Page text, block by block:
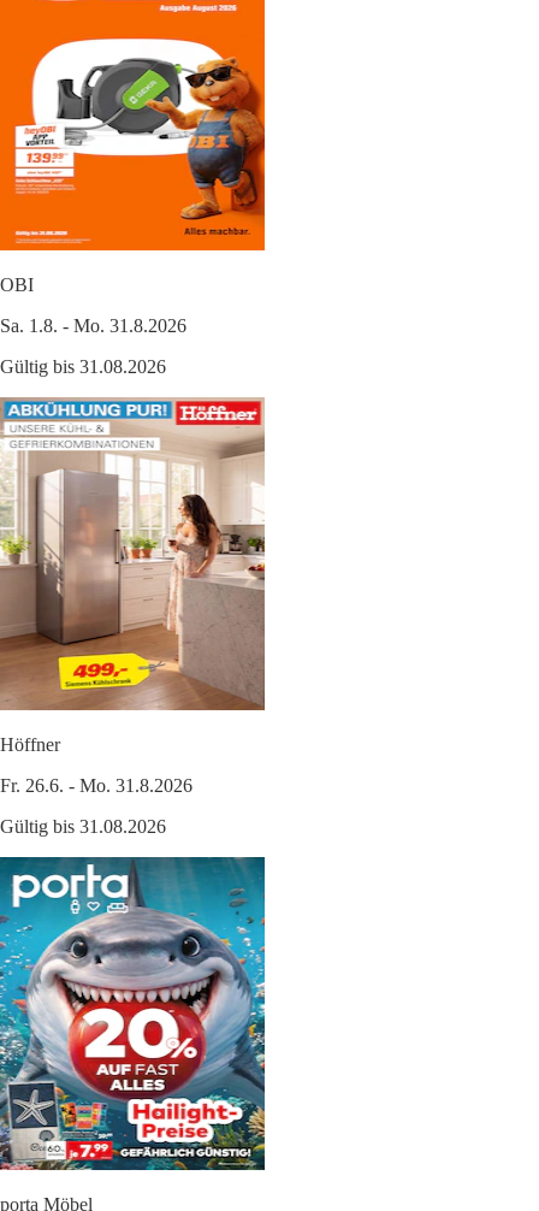
OBI
Sa. 1.8. - Mo. 31.8.2026
Gültig bis 31.08.2026
Höffner
Fr. 26.6. - Mo. 31.8.2026
Gültig bis 31.08.2026
porta Möbel